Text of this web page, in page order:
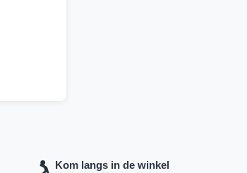
Kom langs in de winkel